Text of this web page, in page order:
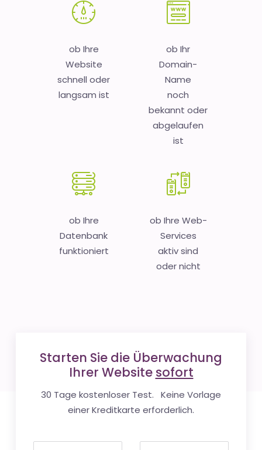
ob Ihre
Website
schnell oder
langsam ist
ob Ihr
Domain-
Name
noch
bekannt oder
abgelaufen
ist
ob Ihre
Datenbank
funktioniert
ob Ihre Web-
Services
aktiv sind
oder nicht
Starten Sie die Überwachung
Ihrer Website sofort
30 Tage kostenloser Test. Keine Vorlage
einer Kreditkarte erforderlich.